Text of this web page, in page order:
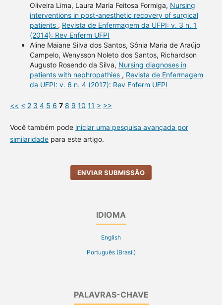
Oliveira Lima, Laura Maria Feitosa Formiga, Nursing
interventions in post-anesthetic recovery of surgical
patients , Revista de Enfermagem da UFPI: v. 3 n. 1
(2014): Rev Enferm UFPI
Aline Maiane Silva dos Santos, Sônia Maria de Araújo
Campelo, Wenysson Noleto dos Santos, Richardson
Augusto Rosendo da Silva, Nursing diagnoses in
patients with nephropathies , Revista de Enfermagem
da UFPI: v. 6 n. 4 (2017): Rev Enferm UFPI
<< < 2 3 4 5 6 7 8 9 10 11 > >>
Você também pode iniciar uma pesquisa avançada por
similaridadepara este artigo.
ENVIAR SUBMISSÃO
IDIOMA
English
Português (Brasil)
PALAVRAS-CHAVE